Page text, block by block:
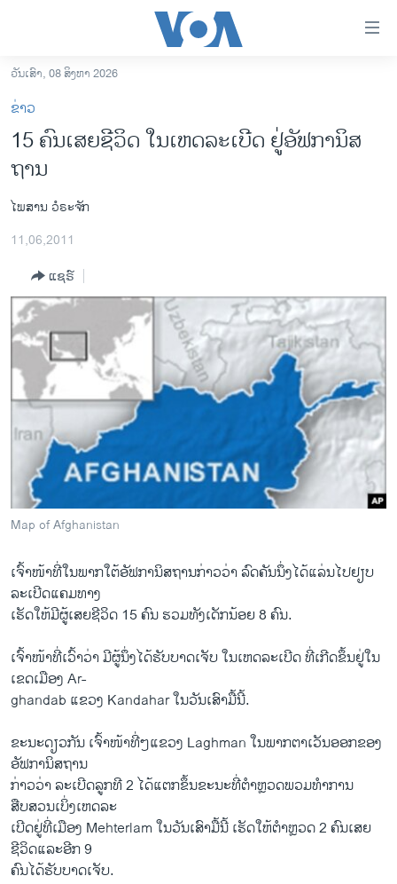
ເຂົ້າ
ຫາ
ຂ້າມ
ຂ້າມ
ຫາ
ຊອກ
ຄົ້ນ ໂລກ
ເອເຊຍ
ອິດສະຫຼະພາບດ້ານການຂ່າວ
ຊີວິດຊາວລາວ
ຊຸມຊົນຊາວລາວ
ວິທະຍາສາດ-ເທັກໂນໂລຈີ
ທຸລະກິດ
ພາສາອັງກິດ
ວີດີໂອ
ລາຍການກະຈາຍສຽງ
ລາຍງານ
ຕິດຕາມພວກເຮົາ ທີ່
ພາສາຕ່າງໆ
ວັນເສົາ, 08 ສິງຫາ 2026
ຂ່າວ
15 ຄົນເສຍຊີວິດ ໃນເຫດລະເບີດ ຢູ່ອັຟການິສ
ຖານ
ໄພສານ ວໍຣະຈັກ
11,06,2011
ແຊຣ໌
Map of Afghanistan
ເຈົ້າໜ້າທີ່ໃນພາກໃຕ້ອັຟການິສຖານກ່າວວ່າ ລົດຄັນນຶ່ງໄດ້ແລ່ນໄປຢຽບ
ລະເບີດແຄມທາງ
ເຮັດໃຫ້ມີຜູ້ເສຍຊີວິດ 15 ຄົນ ຮວມທັງເດັກນ້ອຍ 8 ຄົນ.
ເຈົ້າໜ້າທີ່ເວົ້າວ່າ ມີຜູ້ນຶ່ງໄດ້ຮັບບາດເຈັບ ໃນເຫດລະເບີດ ທີ່ເກີດຂຶ້ນຢູ່ໃນ
ເຂດເມືອງ Ar-
ghandab ແຂວງ Kandahar ໃນວັນເສົາມື້ນີ້.
ຂະນະດຽວກັນ ເຈົ້າໜ້າທີ່ໆແຂວງ Laghman ໃນພາກຕາເວັນອອກຂອງ
ອັຟການິສຖານ
ກ່າວວ່າ ລະເບີດລູກທີ 2 ໄດ້ແຕກຂຶ້ນຂະນະທີ່ຕຳຫຼວດພວມທຳການ
ສືບສວນເບິ່ງເຫດລະ
ເບີດຢູ່ທີ່ເມືອງ Mehterlam ໃນວັນເສົາມື້ນີ້ ເຮັດໃຫ້ຕຳຫຼວດ 2 ຄົນເສຍ
ຊີວິດແລະອີກ 9
ຄົນໄດ້ຮັບບາດເຈັບ.